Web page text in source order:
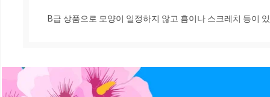
B급 상품으로 모양이 일정하지 않고 흠이나 스크레치 등이